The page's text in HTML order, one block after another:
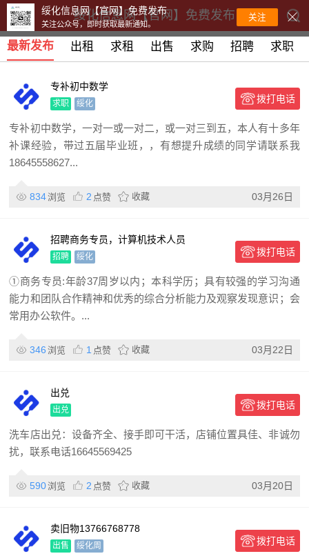
绥化信息网【官网】免费发布
最新发布 出租 求租 出售 求购 招聘 求职
专补初中数学
求职 绥化 拨打电话
专补初中数学，一对一或一对二，或一对三到五，本人有十多年
补课经验，带过五届毕业班，，有想提升成绩的同学请联系我
18645558627...
834浏览 2 点赞 收藏 03月26日
招聘商务专员，计算机技术人员
招聘 绥化 拨打电话
①商务专员:年龄37周岁以内；本科学历；具有较强的学习沟通
能力和团队合作精神和优秀的综合分析能力及观察发现意识；会
常用办公软件。...
346 浏览 1 点赞 收藏 03月22日
出兑
出兑 拨打电话
洗车店出兑：设备齐全、接手即可干活，店铺位置具佳、非诚勿
扰，联系电话16645569425
590浏览 2 点赞 收藏 03月20日
卖旧物13766768778
出售 绥化周 拨打电话
绥化信息网【官网】免费发布
关注公众号，即时获取最新通知。
关注